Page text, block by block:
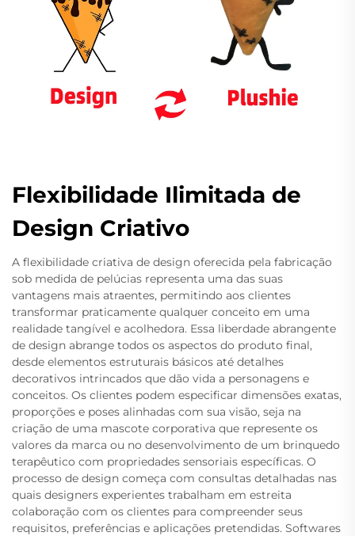
Flexibilidade Ilimitada de
Design Criativo
A flexibilidade criativa de design oferecida pela fabricação
sob medida de pelúcias representa uma das suas
vantagens mais atraentes, permitindo aos clientes
transformar praticamente qualquer conceito em uma
realidade tangível e acolhedora. Essa liberdade abrangente
de design abrange todos os aspectos do produto final,
desde elementos estruturais básicos até detalhes
decorativos intrincados que dão vida a personagens e
conceitos. Os clientes podem especificar dimensões exatas,
proporções e poses alinhadas com sua visão, seja na
criação de uma mascote corporativa que represente os
valores da marca ou no desenvolvimento de um brinquedo
terapêutico com propriedades sensoriais específicas. O
processo de design começa com consultas detalhadas nas
quais designers experientes trabalham em estreita
colaboração com os clientes para compreender seus
requisitos, preferências e aplicações pretendidas. Softwares